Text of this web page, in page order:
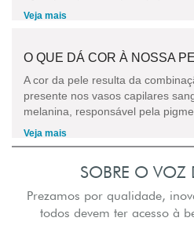
Veja mais
O QUE DÁ COR À NOSSA
A cor da pele resulta da
presente nos vasos capilares
melanina, responsável pela
Veja mais
SOBRE O VOZ
Prezamos por qualidade,
todos devem ter acesso à